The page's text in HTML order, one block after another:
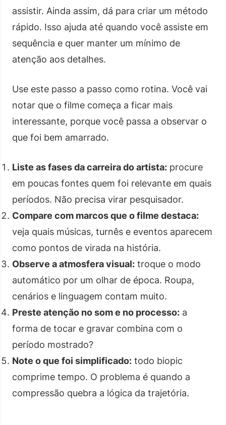
assistir. Ainda assim, dá para criar um método
rápido. Isso ajuda até quando você assiste em
sequência e quer manter um mínimo de
atenção aos detalhes.
Use este passo a passo como rotina. Você vai
notar que o filme começa a ficar mais
interessante, porque você passa a observar o
que foi bem amarrado.
Liste as fases da carreira do artista: procure
em poucas fontes quem foi relevante em quais
períodos. Não precisa virar pesquisador.
Compare com marcos que o filme destaca:
veja quais músicas, turnês e eventos aparecem
como pontos de virada na história.
Observe a atmosfera visual: troque o modo
automático por um olhar de época. Roupa,
cenários e linguagem contam muito.
Preste atenção no som e no processo: a
forma de tocar e gravar combina com o
período mostrado?
Note o que foi simplificado: todo biopic
comprime tempo. O problema é quando a
compressão quebra a lógica da trajetória.